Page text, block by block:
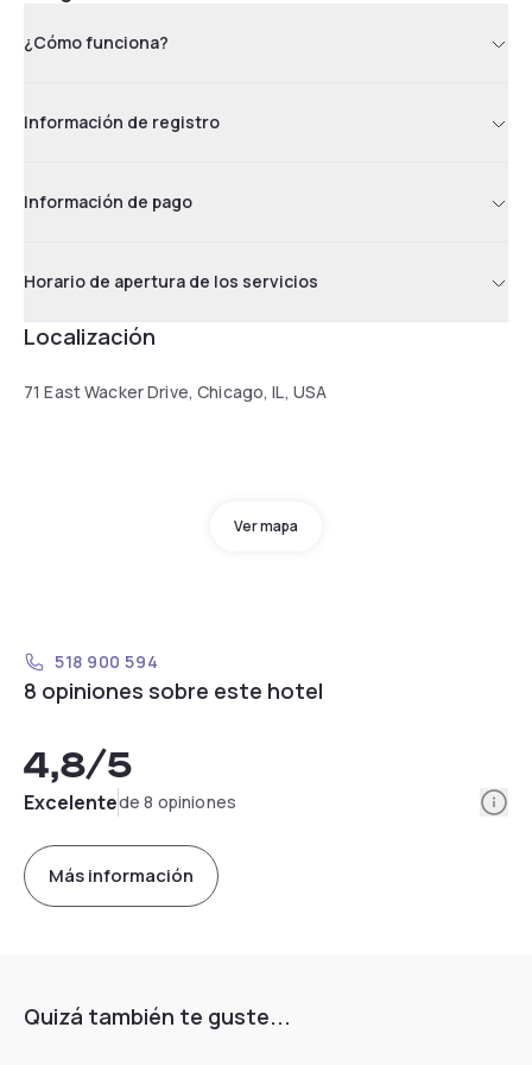
¿Cómo funciona?
Información de registro
Información de pago
Horario de apertura de los servicios
Localización
71 East Wacker Drive, Chicago, IL, USA
Ver mapa
518 900 594
8 opiniones sobre este hotel
4,8/5
Excelentede 8 opiniones
Más información
Quizá también te guste...